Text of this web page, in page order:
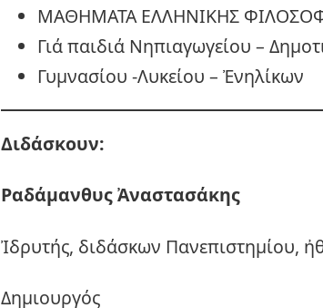
ΜΑΘΗΜΑΤΑ ΕΛΛΗΝΙΚΗΣ
Γιά παιδιά Νηπιαγωγείου –
Γυμνασίου -Λυκείου – Ἐνηλίκων
Διδάσκουν:
ΡαδάμανθυςἈναστασάκης
Ἰδρυτής, διδάσκων Πανεπιστημίου,
Δημιουργός